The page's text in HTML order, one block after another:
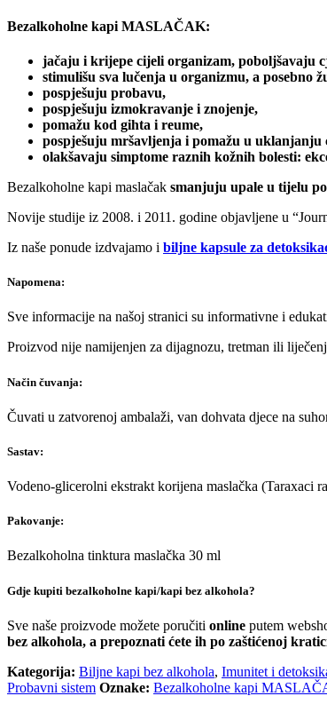
Bezalkoholne kapi MASLAČAK:
jačaju i krijepe cijeli organizam, poboljšavaju
stimulišu sva lučenja u organizmu, a posebno
pospješuju probavu,
pospješuju izmokravanje i znojenje,
pomažu kod gihta i reume,
pospješuju mršavljenja i pomažu u uklanjanju
olakšavaju simptome raznih kožnih bolesti:
Bezalkoholne kapi maslačak smanjuju upale u tijelu
Novije studije iz 2008. i 2011. godine objavljene u
Iz naše ponude izdvajamo i biljne kapsule za
Napomena:
Sve informacije na našoj stranici su informativne i
Proizvod nije namijenjen za dijagnozu, tretman ili
Način čuvanja:
Čuvati u zatvorenoj ambalaži, van dohvata djece na
Sastav:
Vodeno-glicerolni ekstrakt korijena maslačka (Taraxaci
Pakovanje:
Bezalkoholna tinktura maslačka 30 ml
Gdje kupiti bezalkoholne kapi/kapi bez alkohola?
Sve naše proizvode možete poručiti online putem
bez alkohola, a prepoznati ćete ih po zaštićenoj
Kategorija: Biljne kapi bez alkohola, Imunitet i
Probavni sistem Oznake: Bezalkoholne kapi